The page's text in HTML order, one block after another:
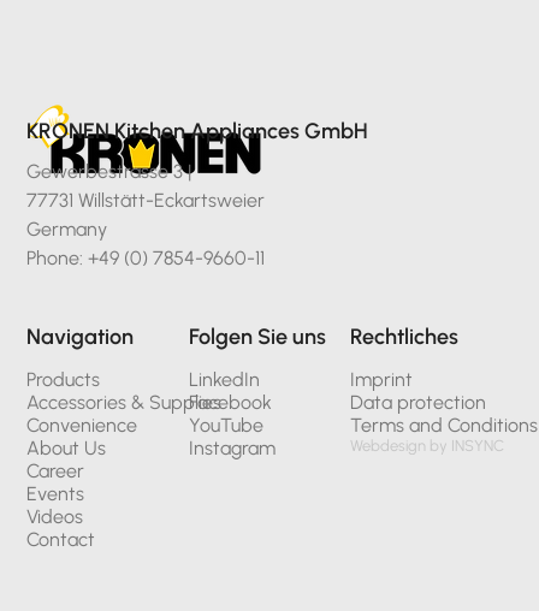
KRONEN Kitchen Appliances GmbH
Gewerbestrasse 3 |
77731 Willstätt-Eckartsweier
Germany
Phone: +49 (0) 7854-9660-11
Navigation
Products
Accessories & Supplies
Convenience
About Us
Career
Events
Videos
Contact
Folgen Sie uns
LinkedIn
Facebook
YouTube
Instagram
Rechtliches
Imprint
Data protection
Terms and Conditions
Webdesign by INSYNC